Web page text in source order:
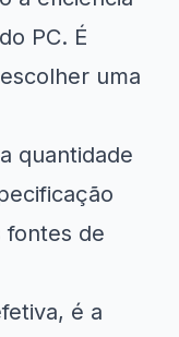
PC. É
uma
quantidade
fontes de
é a